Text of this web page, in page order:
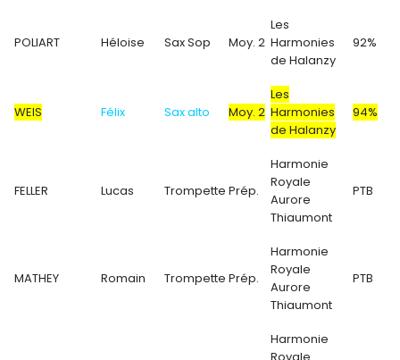
POLIART Héloise Sax Sop Moy. 2
Les
Harmonies
de Halanzy
92%
WEIS Félix Sax alto Moy. 2
Les
Harmonies
de Halanzy
94%
FELLER Lucas Trompette Prép.
Harmonie
Royale
Aurore
Thiaumont
PTB
MATHEY Romain Trompette Prép.
Harmonie
Royale
Aurore
Thiaumont
PTB
Harmonie
Royale